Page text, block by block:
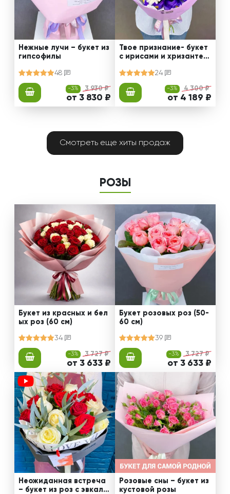
Нежные лучи – букет из
гипсофилы
48
-3% 3 930 ₽
от 3 830 ₽
Твое признание- букет
с ирисами и хризантем
24
-3% 4 300 ₽
от 4 189 ₽
Смотреть еще хиты продаж
РОЗЫ
Букет из красных и бел
ых роз (60 см)
34
-3% 3 727 ₽
от 3 633 ₽
Букет розовых роз (50-
60 см)
39
-3% 3 727 ₽
от 3 633 ₽
Неожиданная встреча
– букет из роз с эвкали
Розовые сны – букет из
кустовой розы